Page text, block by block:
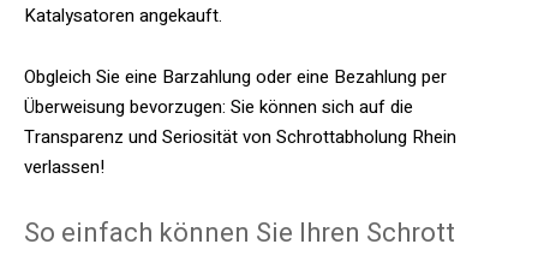
Katalysatoren angekauft.
Obgleich Sie eine Barzahlung oder eine Bezahlung per
Überweisung bevorzugen: Sie können sich auf die
Transparenz und Seriosität von Schrottabholung Rhein
verlassen!
So einfach können Sie Ihren Schrott